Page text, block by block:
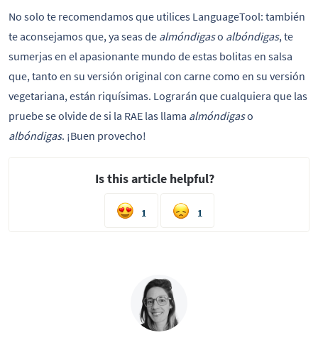
No solo te recomendamos que utilices LanguageTool: también
te aconsejamos que, ya seas de almóndigaso albóndigas, te
sumerjas en el apasionante mundo de estas bolitas en salsa
que, tanto en su versión original con carne como en su versión
vegetariana, están riquísimas. Lograrán que cualquiera que las
pruebe se olvide de si la RAE las llama almóndigaso
albóndigas. ¡Buen provecho!
Is this article helpful?
1 1